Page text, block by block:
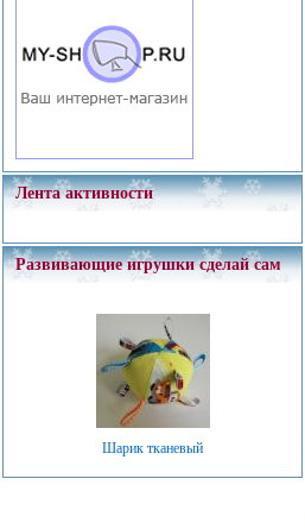
Лента активности
Развивающие игрушки сделай сам
Шарик тканевый